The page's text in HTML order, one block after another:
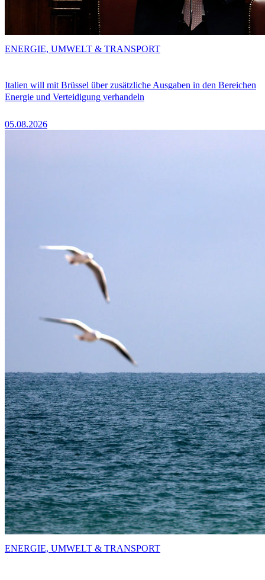
Italien will mit Brüssel über zusätzliche Ausgaben in den Bereichen
Energie und Verteidigung verhandeln
05.08.2026
ENERGIE, UMWELT & TRANSPORT
ENERGIE, UMWELT & TRANSPORT